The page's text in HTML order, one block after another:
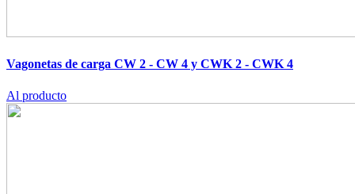
Vagonetas de carga CW 2 - CW 4 y CWK 2 - CWK 4
Al producto